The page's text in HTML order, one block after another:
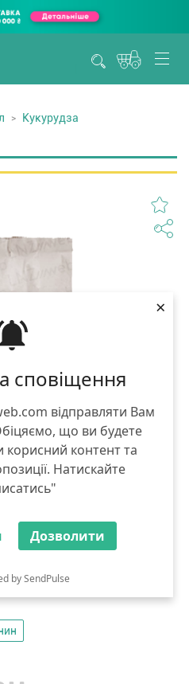
сповіщення
відправляти Вам
що ви будете
корисний контент та
Натискайте
Дозволити
by SendPulse
×
Кукурудза
Форс Зеа